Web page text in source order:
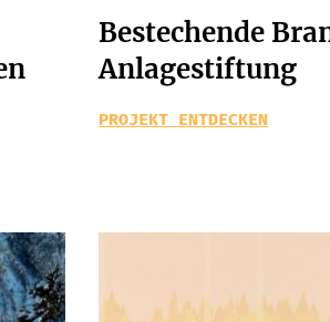
Bestechende
Anlagestiftung
PROJEKT ENTDECKEN